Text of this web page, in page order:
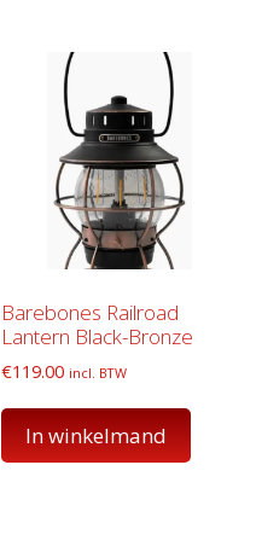
Barebones Railroad
Lantern Black-Bronze
€119.00 incl. BTW
In winkelmand